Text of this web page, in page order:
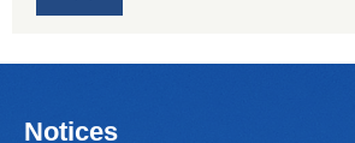
Notices